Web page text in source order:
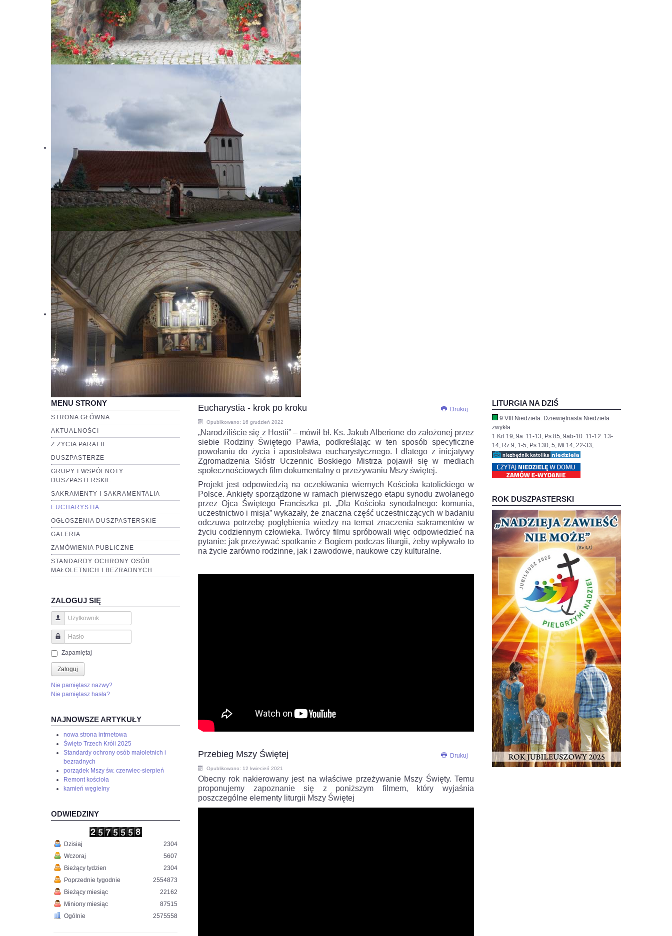
MENU STRONY
STRONA GŁÓWNA
AKTUALNOŚCI
Z ŻYCIA PARAFII
DUSZPASTERZE
GRUPY I WSPÓLNOTY
DUSZPASTERSKIE
SAKRAMENTY I SAKRAMENTALIA
EUCHARYSTIA
OGŁOSZENIA DUSZPASTERSKIE
GALERIA
ZAMÓWIENIA PUBLICZNE
STANDARDY OCHRONY OSÓB
MAŁOLETNICH I BEZRADNYCH
ZALOGUJ SIĘ
Użytkownik
Hasło
Zapamiętaj
Zaloguj
Nie pamiętasz nazwy?
Nie pamiętasz hasła?
NAJNOWSZE ARTYKUŁY
nowa strona intrnetowa
Święto Trzech Króli 2025
Standardy ochrony osób małoletnich i
bezradnych
porządek Mszy św. czerwiec-sierpień
Remont kościoła
kamień węgielny
ODWIEDZINY
Dzisiaj
Wczoraj
Bieżący tydzien
Poprzednie tygodnie
Bieżący miesiąc
Miniony miesiąc
Ogólnie
2304
5607
2304
2554873
22162
87515
2575558
Drukuj
Eucharystia - krok po kroku
Opublikowano: 16 grudzień 2022
„Narodziliście się z Hostii” – mówił bł. Ks. Jakub Alberione do założonej przez
siebie Rodziny Świętego Pawła, podkreślając w ten sposób specyficzne
powołaniu do życia i apostolstwa eucharystycznego. I dlatego z inicjatywy
Zgromadzenia Sióstr Uczennic Boskiego Mistrza pojawił się w mediach
społecznościowych film dokumentalny o przeżywaniu Mszy świętej.
Projekt jest odpowiedzią na oczekiwania wiernych Kościoła katolickiego w
Polsce. Ankiety sporządzone w ramach pierwszego etapu synodu zwołanego
przez Ojca Świętego Franciszka pt. „Dla Kościoła synodalnego: komunia,
uczestnictwo i misja” wykazały, że znaczna część uczestniczących w badaniu
odczuwa potrzebę pogłębienia wiedzy na temat znaczenia sakramentów w
życiu codziennym człowieka. Twórcy filmu spróbowali więc odpowiedzieć na
pytanie: jak przeżywać spotkanie z Bogiem podczas liturgii, żeby wpływało to
na życie zarówno rodzinne, jak i zawodowe, naukowe czy kulturalne.
Drukuj
Przebieg Mszy Świętej
Opublikowano: 12 kwiecień 2021
Obecny rok nakierowany jest na właściwe przeżywanie Mszy Święty. Temu
proponujemy zapoznanie się z poniższym filmem, który wyjaśnia
poszczególne elementy liturgii Mszy Świętej
LITURGIA NA DZIŚ
9 VIII Niedziela. Dziewiętnasta Niedziela
zwykła
1 Krl 19, 9a. 11-13; Ps 85, 9ab-10. 11-12. 13-
14; Rz 9, 1-5; Ps 130, 5; Mt 14, 22-33;
ROK DUSZPASTERSKI